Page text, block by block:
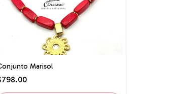
Marisol